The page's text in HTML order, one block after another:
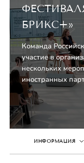
БРИКС+»
Команда
участие в
нескольких
иностранных
ИНФОРМАЦИЯ